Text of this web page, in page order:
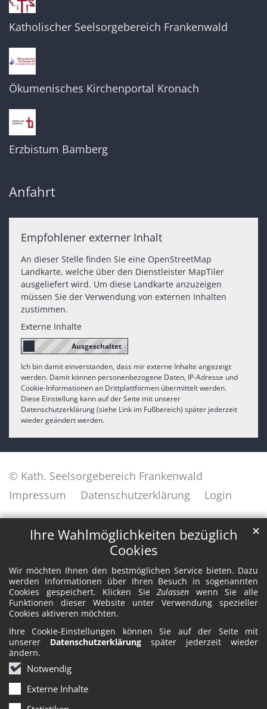
Ihre Wahlmöglichkeiten bezüglich
Cookies
Wir möchten Ihnen den bestmöglichen Service bieten. Dazu
werden Informationen über Ihren Besuch in sogenannten
Cookies gespeichert. Klicken SieZulassen wenn Sie alle
Funktionen dieser Website unter Verwendung spezieller
Cookies aktiveren möchten.
Ihre Cookie-Einstellungen können Sie auf der Seite mit
unserer Datenschutzerklärung später jederzeit wieder
ändern.
Notwendig
Externe Inhalte
✕
Katholischer Seelsorgebereich Frankenwald
Ökumenisches Kirchenportal Kronach
Erzbistum Bamberg
Anfahrt
Empfohlener externer Inhalt
An dieser Stelle finden Sie eine OpenStreetMap
Landkarte, welche über den Dienstleister MapTiler
ausgeliefert wird. Um diese Landkarte anzuzeigen
müssen Sie der Verwendung von externen Inhalten
zustimmen.
Externe Inhalte
Ich bin damit einverstanden, dass mir externe Inhalte angezeigt
werden. Damit können personenbezogene Daten, IP-Adresse und
Cookie-Informationen an Drittplattformen übermittelt werden.
Diese Einstellung kann auf der Seite mit unserer
Datenschutzerklärung (siehe Link im Fußbereich) später jederzeit
wieder geändert werden.
© Kath. Seelsorgebereich Frankenwald
Impressum
Datenschutzerklärung Login